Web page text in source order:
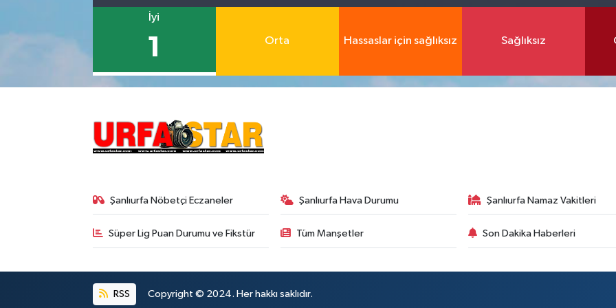
İyi
1 Orta Hassaslar için sağlıksız Sağlıksız
Şanlıurfa Nöbetçi Eczaneler Şanlıurfa Hava Durumu Şanlıurfa Namaz Vakitleri
Süper Lig Puan Durumu ve Fikstür Tüm Manşetler Son Dakika Haberleri
RSS Copyright © 2024. Her hakkı saklıdır.